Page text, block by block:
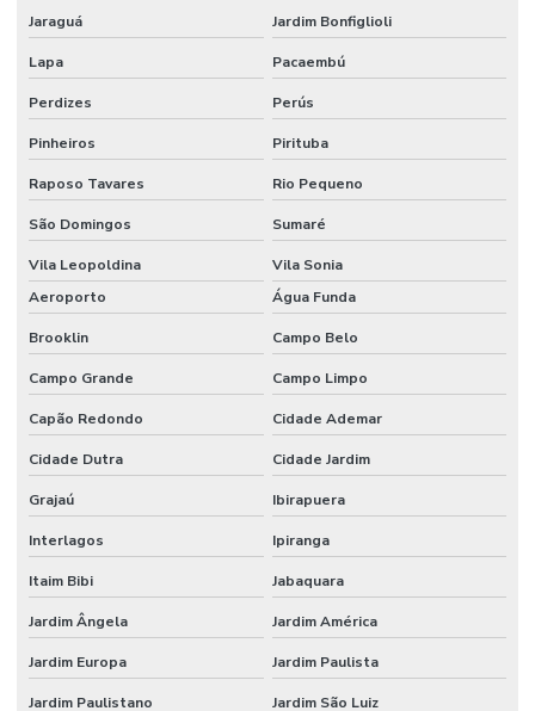
Jaraguá Jardim Bonfiglioli
Lapa Pacaembú
Perdizes Perús
Pinheiros Pirituba
Raposo Tavares Rio Pequeno
São Domingos Sumaré
Vila Leopoldina
Vila Sonia
Aeroporto
Água Funda
Brooklin Campo Belo
Campo Grande Campo Limpo
Capão Redondo Cidade Ademar
Cidade Dutra Cidade Jardim
Grajaú Ibirapuera
Interlagos Ipiranga
Itaim Bibi Jabaquara
Jardim Ângela Jardim América
Jardim Europa Jardim Paulista
Jardim Paulistano Jardim São Luiz